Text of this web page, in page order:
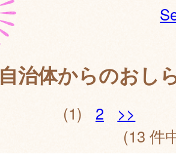
自治体からのおし
(1) 2
>>
(13 件